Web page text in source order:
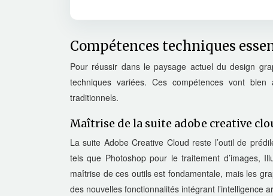
Compétences techniques
Pour réussir dans le paysage actuel du design
techniques variées. Ces compétences vont
traditionnels.
Maîtrise de la suite adobe creative
La suite Adobe Creative Cloud reste l’outil de
tels que Photoshop pour le traitement d’images,
maîtrise de ces outils est fondamentale, mais les
des nouvelles fonctionnalités intégrant l’intelligence